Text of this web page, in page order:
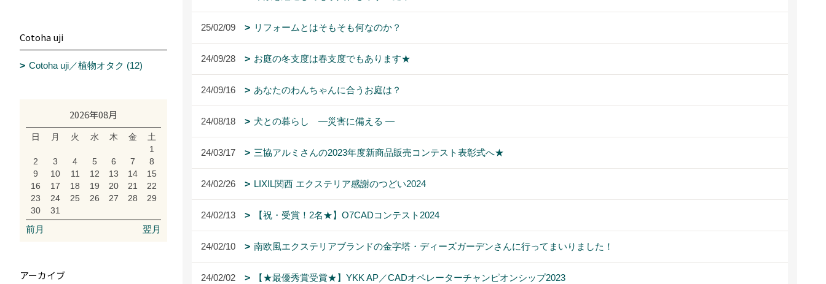
25/02/09 リフォームとはそもそも何なのか？
24/09/28 お庭の冬支度は春支度でもあります★
24/09/16 あなたのわんちゃんに合うお庭は？
24/08/18 犬との暮らし ―災害に備える ―
24/03/17 三協アルミさんの2023年度新商品販売コンテスト表彰式へ★
24/02/26 LIXIL関西 エクステリア感謝のつどい2024
24/02/13 【祝・受賞！2名★】O7CADコンテスト2024
24/02/10 南欧風エクステリアブランドの金字塔・ディーズガーデンさんに行ってまいりました！
24/02/02 【★最優秀賞受賞★】YKK AP／CADオペレーターチャンピオンシップ2023
Cotoha uji
Cotoha uji／植物オタク (12)
2026年08月
日 月 火 水 木 金
土
1
2
3 4 5 6 7
8
9
10 11 12 13 14
15
16
17 18 19 20 21
22
23
24 25 26 27 28
29
30
31
前月 翌月
アーカイブ